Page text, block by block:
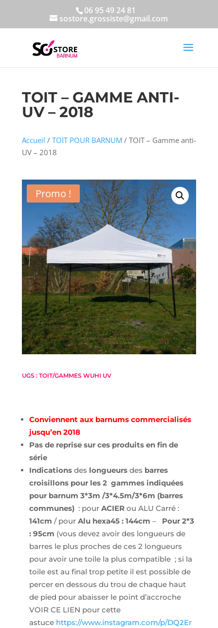
06 95 49 24 81
sostore.grossiste@gmail.com
TOIT – GAMME ANTI-
UV – 2018
Accueil / TOIT POUR BARNUM / TOIT – Gamme anti-
UV – 2018
Promo !
UGS : TOIT/GAMMES WUHI UV
Conviennent aux barnums commercialisés
jusqu’en 2018
Pas de reprise sur ces produits en fin de
série
Indications des longueurs des barres
croisillons pour les 2 gammes indiquées
pour barnum 3*3m /3*4.5m/3*6m (barres
communes): pour ACIERou ALU Carré :
141cm / pour Alu hexa45 : 144cm – Pour 2*3
: 95cm (vous devez avoir des longueurs de
barres le plus proches de ces 2 longueurs
pour avoir une toile la plus compatible ; si la
toile est au final trop petite il est possible de
percer en dessous du trou de chaque haut
de pied pour abaisser le point d’accroche
VOIR CE LIEN pour cette
astuce https://www.instagram.com/p/DQ2Er